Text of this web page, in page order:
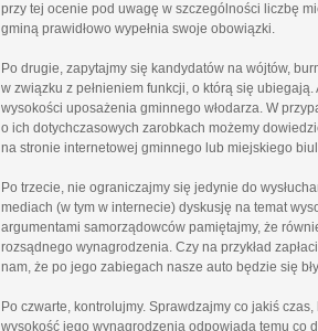
przy tej ocenie pod uwagę w szczególności liczbę
gminą prawidłowo wypełnia swoje obowiązki.
Po drugie, zapytajmy się kandydatów na wójtów,
w związku z pełnieniem funkcji, o którą się
wysokości uposażenia gminnego włodarza. W
o ich dotychczasowych zarobkach możemy
na stronie internetowej gminnego lub miejskiego
Po trzecie, nie ograniczajmy się jedynie do
mediach (w tym w internecie) dyskusję na temat
argumentami samorządowców pamiętajmy, że
rozsądnego wynagrodzenia. Czy na przykład
nam, że po jego zabiegach nasze auto będzie się
Po czwarte, kontrolujmy. Sprawdzajmy co jakiś
wysokość jego wynagrodzenia odpowiada temu co